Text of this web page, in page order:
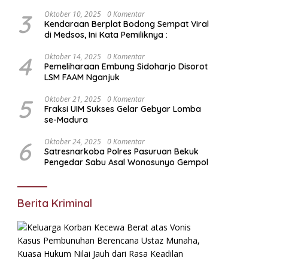
Pungli di Jatim Dipertanyakan
3 Oktober 10, 2025 0 Komentar
Kendaraan Berplat Bodong Sempat Viral
di Medsos, Ini Kata Pemiliknya :
4 Oktober 14, 2025 0 Komentar
Pemeliharaan Embung Sidoharjo Disorot
LSM FAAM Nganjuk
5 Oktober 21, 2025 0 Komentar
Fraksi UIM Sukses Gelar Gebyar Lomba
se-Madura
6 Oktober 24, 2025 0 Komentar
Satresnarkoba Polres Pasuruan Bekuk
Pengedar Sabu Asal Wonosunyo Gempol
Berita Kriminal